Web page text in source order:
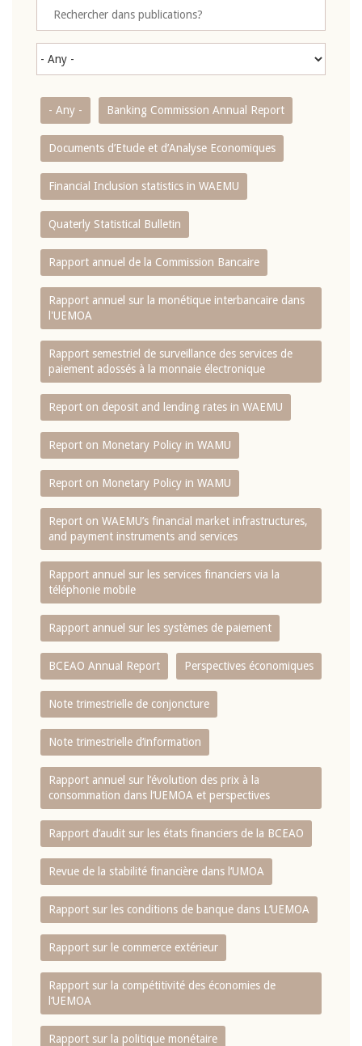
- Any - Banking Commission Annual Report
Documents d’Etude et d’Analyse Economiques
Financial Inclusion statistics in WAEMU
Quaterly Statistical Bulletin
Rapport annuel de la Commission Bancaire
Rapport annuel sur la monétique interbancaire dans
l'UEMOA
Rapport semestriel de surveillance des services de
paiement adossés à la monnaie électronique
Report on deposit and lending rates in WAEMU
Report on Monetary Policy in WAMU
Report on Monetary Policy in WAMU
Report on WAEMU’s financial market infrastructures,
and payment instruments and services
Rapport annuel sur les services financiers via la
téléphonie mobile
Rapport annuel sur les systèmes de paiement
BCEAO Annual Report Perspectives économiques
Note trimestrielle de conjoncture
Note trimestrielle d‘information
Rapport annuel sur l‘évolution des prix à la
consommation dans l‘UEMOA et perspectives
Rapport d‘audit sur les états financiers de la BCEAO
Revue de la stabilité financière dans l‘UMOA
Rapport sur les conditions de banque dans L‘UEMOA
Rapport sur le commerce extérieur
Rapport sur la compétitivité des économies de
l‘UEMOA
Rapport sur la politique monétaire